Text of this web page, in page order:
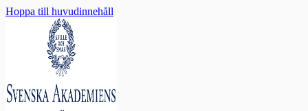
Hoppa till huvudinnehåll